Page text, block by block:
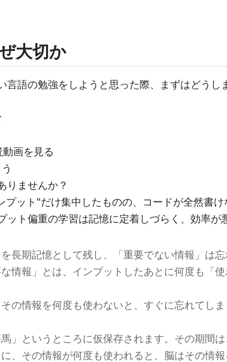
大切か
言語の勉強をしようと思った際、まずはどうし
画を見る
りませんか？
プット"だけ集中したものの、コードが全然書け
ット偏重の学習は記憶に定着しづらく、効率が
長期記憶として残し、「重要でない情報」は忘
情報」とは、インプットしたあとに何度も「
の情報を何度も使わないと、すぐに忘れてし
」というところに仮保存されます。その期間
、その情報が何度も使われると、脳はその情